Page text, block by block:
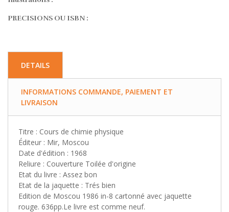
PRECISIONS OU ISBN :
DETAILS
INFORMATIONS COMMANDE, PAIEMENT ET
LIVRAISON
Titre : Cours de chimie physique
Éditeur : Mir, Moscou
Date d'édition : 1968
Reliure : Couverture Toilée d'origine
Etat du livre : Assez bon
Etat de la jaquette : Trés bien
Edition de Moscou 1986 in-8 cartonné avec jaquette
rouge. 636pp.Le livre est comme neuf.